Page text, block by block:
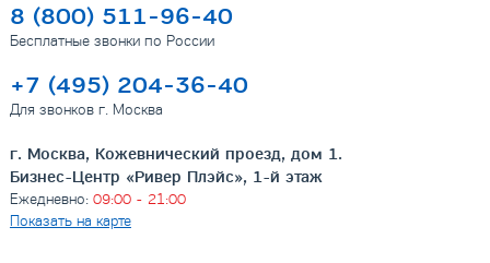
8 (800) 511-96-40
Бесплатные звонки по России
+7 (495) 204-36-40
Для звонков г. Москва
г. Москва, Кожевнический проезд, дом 1.
Бизнес-Центр «Ривер Плэйс», 1-й этаж
Ежедневно: 09:00 - 21:00
Показать на карте